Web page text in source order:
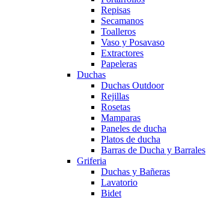
Repisas
Secamanos
Toalleros
Vaso y Posavaso
Extractores
Papeleras
Duchas
Duchas Outdoor
Rejillas
Rosetas
Mamparas
Paneles de ducha
Platos de ducha
Barras de Ducha y Barrales
Griferia
Duchas y Bañeras
Lavatorio
Bidet